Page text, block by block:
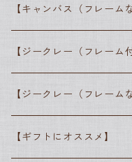
エドゥアール・マネ
ピエール＝オーギュスト
ジャン＝フランソワ・ミ
エドガー・ドガ
カスパー・ダーヴィト・フリ
ジョゼフ・マロード・ウィリ
写実主義
ジャン＝フランソワ・ミレー
ヨハネス・フェルメール
印象派
アルフレッド・シスレー
エドゥアール・マネ
ポスト印象派
ジョルジュ・スーラ
抽象派
葛飾北斎
歌川広重
● 高田昌耶
● しばさな
● シマザキミユキ
【キャンバス（フレーム
【ジークレー（フレーム
【ジークレー（フレーム
【ギフトにオススメ】